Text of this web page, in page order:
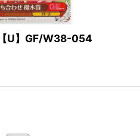
【U】GF/W38-054